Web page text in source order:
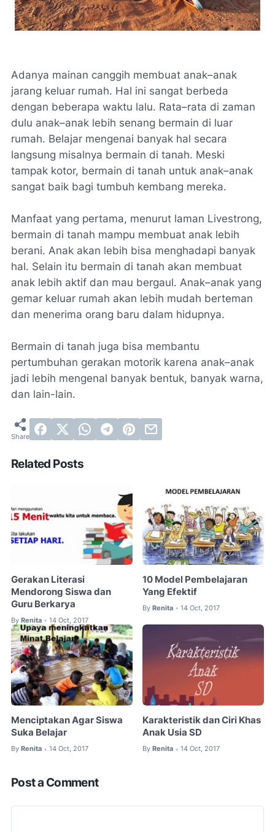
Adanya mainan canggih membuat anak–anak
jarang keluar rumah. Hal ini sangat berbeda
dengan beberapa waktu lalu. Rata–rata di zaman
dulu anak–anak lebih senang bermain di luar
rumah. Belajar mengenai banyak hal secara
langsung misalnya bermain di tanah. Meski
tampak kotor, bermain di tanah untuk anak–anak
sangat baik bagi tumbuh kembang mereka.
Manfaat yang pertama, menurut laman Livestrong,
bermain di tanah mampu membuat anak lebih
berani. Anak akan lebih bisa menghadapi banyak
hal. Selain itu bermain di tanah akan membuat
anak lebih aktif dan mau bergaul. Anak–anak yang
gemar keluar rumah akan lebih mudah berteman
dan menerima orang baru dalam hidupnya.
Bermain di tanah juga bisa membantu
pertumbuhan gerakan motorik karena anak–anak
jadi lebih mengenal banyak bentuk, banyak warna,
dan lain-lain.
Related Posts
Gerakan Literasi
Mendorong Siswa dan
Guru Berkarya
By Renita • 14 Oct, 2017
10 Model Pembelajaran
Yang Efektif
By Renita • 14 Oct, 2017
Menciptakan Agar Siswa
Suka Belajar
By Renita • 14 Oct, 2017
Karakteristik dan Ciri Khas
Anak Usia SD
By Renita • 14 Oct, 2017
Post a Comment